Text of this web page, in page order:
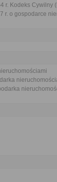
r. Kodeks Cywilny
r. o gospodarce